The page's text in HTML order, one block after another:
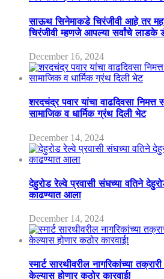
साऊथ सिनेमाकडे चिरंजीवी आहे तर
चिरंजीवी म्हणजे आपल्या सर्वांचे लाडके
December 16, 2024
शरदचंद्र पवार यांचा वाढदिवसा निमत्त
सामाजिक व धार्मिक ग्रंथ दिली भेट
December 14, 2024
देहुरोड रेल्वे प्रवासी संघच्या वतिने
काढण्यात आला
December 14, 2024
स्मार्ट सारथीवरील नागरिकांच्या
केल्यास होणार कठोर कारवाई!